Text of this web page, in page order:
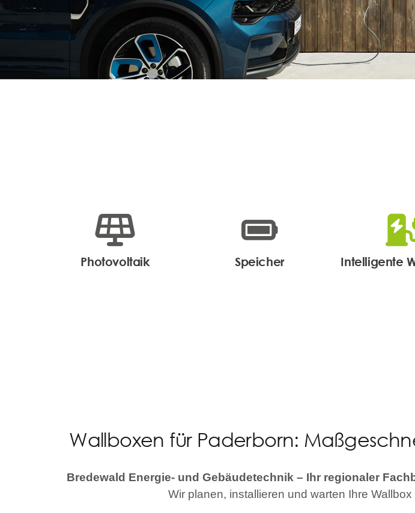
Photovoltaik Speicher Intelligente
Wallboxen für Paderborn:
Bredewald Energie- und Gebäudetechnik – Ihr regionaler
Wir planen, installieren und warten Ihre